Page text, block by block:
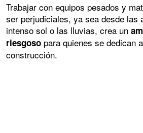
Trabajar con equipos pesados y
ser perjudiciales, ya sea desde las
intenso sol o las lluvias, crea un
riesgoso para quienes se dedican
construcción.